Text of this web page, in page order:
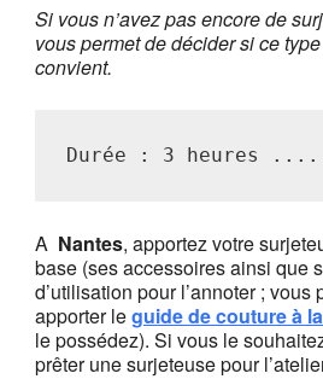
Si vous n’avez pas encore de
vous permet de décider si ce
convient.
Durée : 3 heures
A Nantes, apportez votre
base (ses accessoires ainsi que
d’utilisation pour l’annoter ;
apporter leguide de couture à
le possédez). Si vous le
prêter une surjeteuse pour